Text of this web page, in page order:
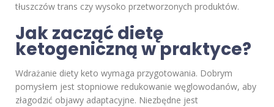
tłuszczów trans czy wysoko przetworzonych produktów.
Jak zacząć dietę
ketogeniczną w praktyce?
Wdrażanie diety keto wymaga przygotowania. Dobrym
pomysłem jest stopniowe redukowanie węglowodanów, aby
złagodzić objawy adaptacyjne. Niezbędne jest